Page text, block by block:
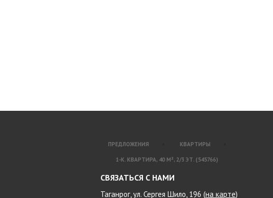
ПРЕДЛОЖЕНИЯ КВАРТИРЫ
1-К. КВАРТИРА, 40 М², 2/3 ЭТ. (545766)
СВЯЗАТЬСЯ С НАМИ
Таганрог, ул. Сергея Шило, 196 (на карте)